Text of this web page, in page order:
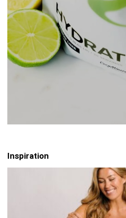
Inspiration